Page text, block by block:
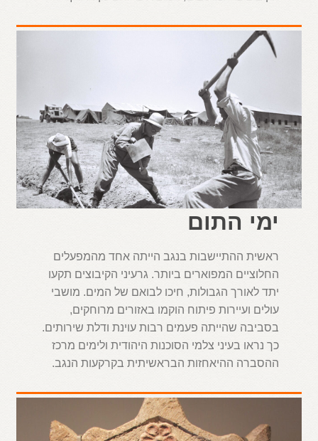
ימי התום
ראשית ההתיישבות בנגב הייתה אחד מהמפעלים
החלוציים המפוארים ביותר. גרעיני הקיבוצים תקעו
יתד לאורך הגבולות, חיכו לבואם של המים. מושבי
עולים ועיירות פיתוח הוקמו באזורים מרוחקים,
בסביבה שהייתה פעמים רבות עוינת ודלת שירותים.
כך נראו בעיני צלמי הסוכנות היהודית ולימים מרכז
ההסברה ההיאחזות הבראשיתית בקרקעות הנגב.